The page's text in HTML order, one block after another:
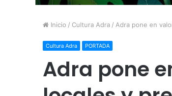
Inicio / Cultura Adra / Adra pone en
Cultura Adra PORTADA
Adra pone